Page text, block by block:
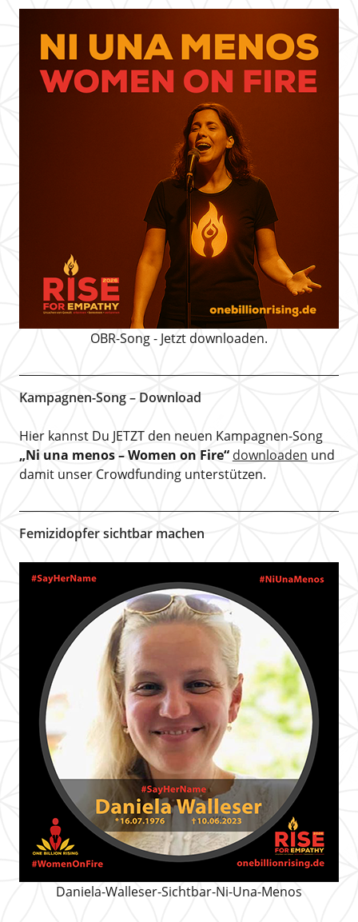
OBR-Song - Jetzt downloaden.
Kampagnen-Song – Download
Hier kannst Du JETZT den neuen Kampagnen-Song
„Ni una menos – Women on Fire“ downloaden und
damit unser Crowdfunding unterstützen.
Femizidopfer sichtbar machen
Daniela-Walleser-Sichtbar-Ni-Una-Menos